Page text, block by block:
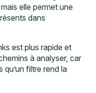
elle permet une
dans
est plus rapide et
à analyser, car
qu’un filtre rend la